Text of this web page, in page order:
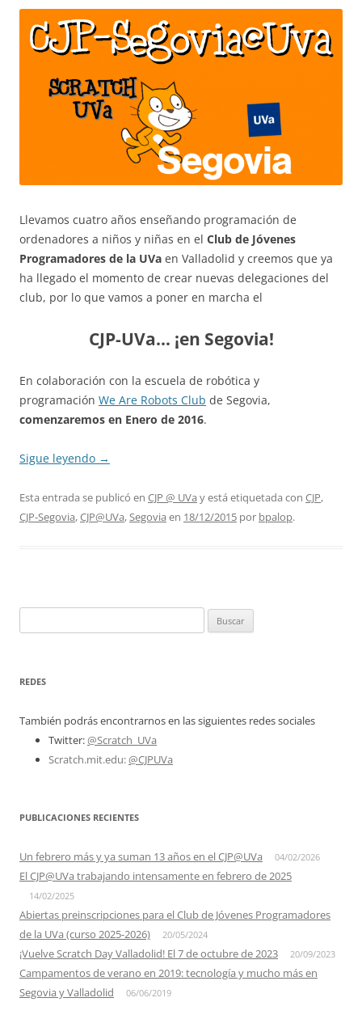
Llevamos cuatro años enseñando programación de
ordenadores a niños y niñas en el Club de Jóvenes
Programadores de la UVa en Valladolid y creemos que ya
ha llegado el momento de crear nuevas delegaciones del
club, por lo que vamos a poner en marcha el
CJP-UVa… ¡en Segovia!
En colaboración con la escuela de robótica y
programación We Are Robots Club de Segovia,
comenzaremos en Enero de 2016.
Sigue leyendo →
Esta entrada se publicó en CJP @ UVa y está etiquetada con CJP,
CJP-Segovia,CJP@UVa,Segovia en 18/12/2015 por bpalop.
REDES
También podrás encontrarnos en las siguientes redes sociales
Twitter:@Scratch_UVa
Scratch.mit.edu:@CJPUVa
PUBLICACIONES RECIENTES
Un febrero más y ya suman 13 años en el CJP@UVa 04/02/2026
El CJP@UVa trabajando intensamente en febrero de 2025
14/02/2025
Abiertas preinscripciones para el Club de Jóvenes Programadores
de la UVa (curso 2025-2026)
20/05/2024
¡Vuelve Scratch Day Valladolid! El 7 de octubre de 2023 20/09/2023
Campamentos de verano en 2019: tecnología y mucho más en
Segovia y Valladolid
06/06/2019